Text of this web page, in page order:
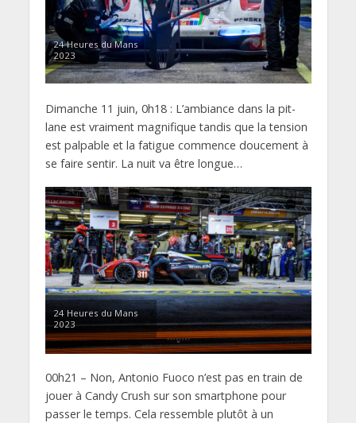
24 Heures du Mans
2023
Dimanche 11 juin, 0h18 : L’ambiance dans la pit-
lane est vraiment magnifique tandis que la tension
est palpable et la fatigue commence doucement à
se faire sentir. La nuit va être longue…
24 Heures du Mans
2023
00h21 – Non, Antonio Fuoco n’est pas en train de
jouer à Candy Crush sur son smartphone pour
passer le temps. Cela ressemble plutôt à un